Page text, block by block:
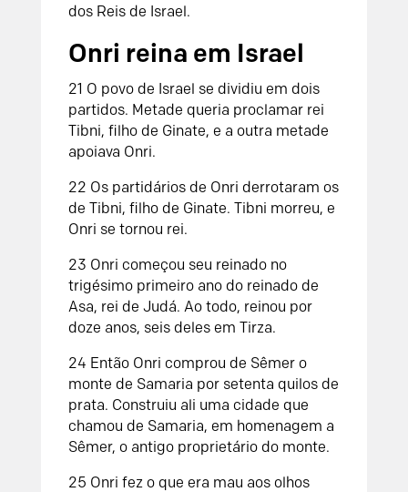
dos Reis de Israel.
Onri reina em Israel
21 O povo de Israel se dividiu em dois
partidos. Metade queria proclamar rei
Tibni, filho de Ginate, e a outra metade
apoiava Onri.
22 Os partidários de Onri derrotaram os
de Tibni, filho de Ginate. Tibni morreu, e
Onri se tornou rei.
23 Onri começou seu reinado no
trigésimo primeiro ano do reinado de
Asa, rei de Judá. Ao todo, reinou por
doze anos, seis deles em Tirza.
24 Então Onri comprou de Sêmer o
monte de Samaria por setenta quilos de
prata. Construiu ali uma cidade que
chamou de Samaria, em homenagem a
Sêmer, o antigo proprietário do monte.
25 Onri fez o que era mau aos olhos